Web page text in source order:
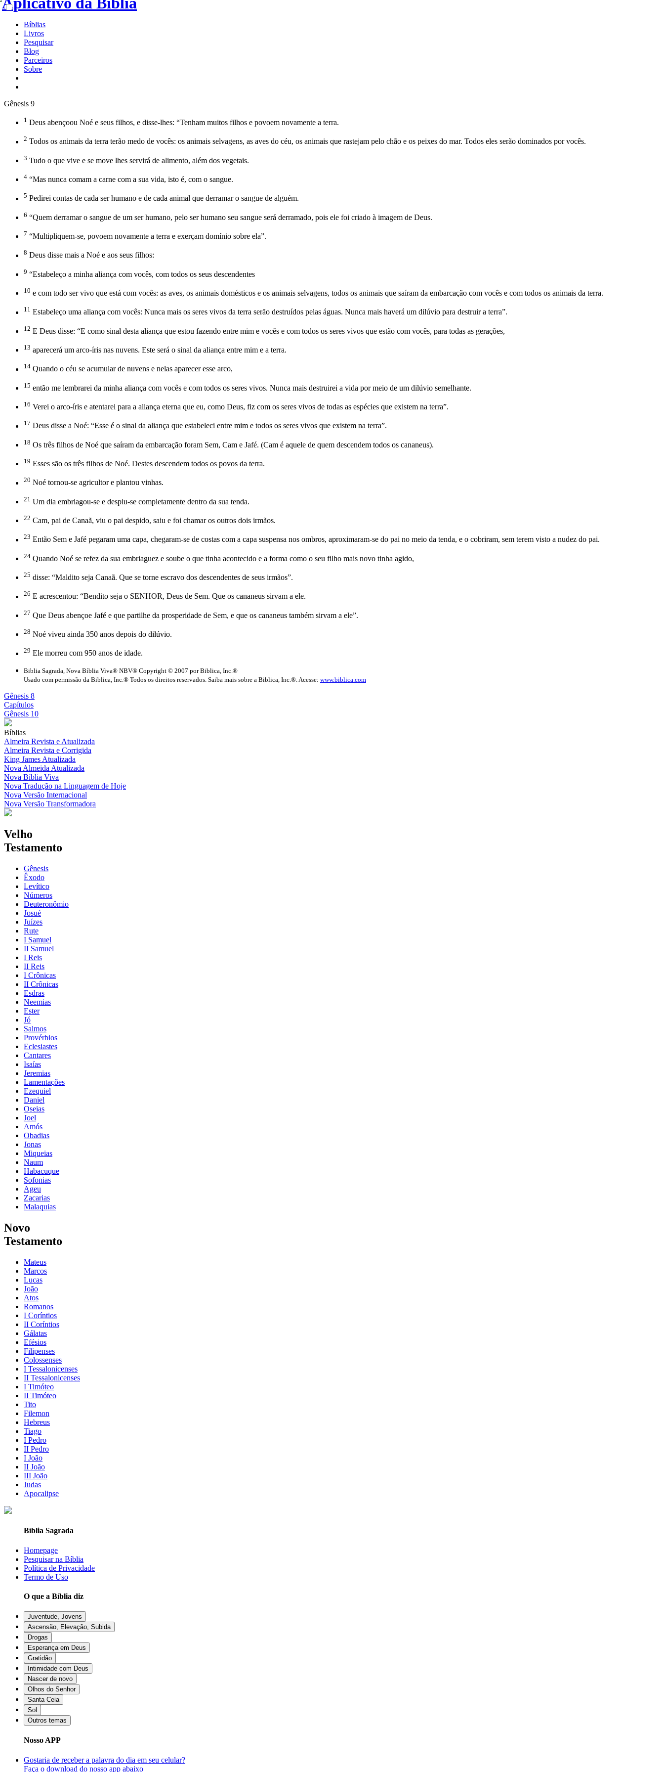
Bíblias
Livros
Pesquisar
Blog
Parceiros
Sobre
Gênesis 9
1 Deus abençoou Noé e seus filhos, e disse-lhes: “Tenham muitos filhos e povoem novamente a terra.
2 Todos os animais da terra terão medo de vocês: os animais selvagens, as aves do céu, os animais que rastejam pelo chão e os peixes do mar. Todos eles serão dominados por vocês.
3 Tudo o que vive e se move lhes servirá de alimento, além dos vegetais.
4 “Mas nunca comam a carne com a sua vida, isto é, com o sangue.
5 Pedirei contas de cada ser humano e de cada animal que derramar o sangue de alguém.
6 “Quem derramar o sangue de um ser humano, pelo ser humano seu sangue será derramado, pois ele foi criado à imagem de Deus.
7 “Multipliquem-se, povoem novamente a terra e exerçam domínio sobre ela”.
8 Deus disse mais a Noé e aos seus filhos:
9 “Estabeleço a minha aliança com vocês, com todos os seus descendentes
10 e com todo ser vivo que está com vocês: as aves, os animais domésticos e os animais selvagens, todos os animais que saíram da embarcação com vocês e com todos os animais da terra.
11 Estabeleço uma aliança com vocês: Nunca mais os seres vivos da terra serão destruídos pelas águas. Nunca mais haverá um dilúvio para destruir a terra”.
12 E Deus disse: “E como sinal desta aliança que estou fazendo entre mim e vocês e com todos os seres vivos que estão com vocês, para todas as gerações,
13 aparecerá um arco-íris nas nuvens. Este será o sinal da aliança entre mim e a terra.
14 Quando o céu se acumular de nuvens e nelas aparecer esse arco,
15 então me lembrarei da minha aliança com vocês e com todos os seres vivos. Nunca mais destruirei a vida por meio de um dilúvio semelhante.
16 Verei o arco-íris e atentarei para a aliança eterna que eu, como Deus, fiz com os seres vivos de todas as espécies que existem na terra”.
17 Deus disse a Noé: “Esse é o sinal da aliança que estabeleci entre mim e todos os seres vivos que existem na terra”.
18 Os três filhos de Noé que saíram da embarcação foram Sem, Cam e Jafé. (Cam é aquele de quem descendem todos os cananeus).
19 Esses são os três filhos de Noé. Destes descendem todos os povos da terra.
20 Noé tornou-se agricultor e plantou vinhas.
21 Um dia embriagou-se e despiu-se completamente dentro da sua tenda.
22 Cam, pai de Canaã, viu o pai despido, saiu e foi chamar os outros dois irmãos.
23 Então Sem e Jafé pegaram uma capa, chegaram-se de costas com a capa suspensa nos ombros, aproximaram-se do pai no meio da tenda, e o cobriram, sem terem visto a nudez do pai.
24 Quando Noé se refez da sua embriaguez e soube o que tinha acontecido e a forma como o seu filho mais novo tinha agido,
25 disse: “Maldito seja Canaã. Que se torne escravo dos descendentes de seus irmãos”.
26 E acrescentou: “Bendito seja o SENHOR, Deus de Sem. Que os cananeus sirvam a ele.
27 Que Deus abençoe Jafé e que partilhe da prosperidade de Sem, e que os cananeus também sirvam a ele”.
28 Noé viveu ainda 350 anos depois do dilúvio.
29 Ele morreu com 950 anos de idade.
Biblia Sagrada, Nova Bíblia Viva® NBV® Copyright © 2007 por Biblica, Inc.®
Usado com permissão da Biblica, Inc.® Todos os direitos reservados. Saiba mais sobre a Biblica, Inc.®. Acesse: www.biblica.com
Gênesis 8
Capítulos
Gênesis 10
Bíblias
Almeira Revista e Atualizada
Almeira Revista e Corrigida
King James Atualizada
Nova Almeida Atualizada
Nova Bíblia Viva
Nova Tradução na Linguagem de Hoje
Nova Versão Internacional
Nova Versão Transformadora
Velho
Testamento
Gênesis
Êxodo
Levítico
Números
Deuteronômio
Josué
Juízes
Rute
I Samuel
II Samuel
I Reis
II Reis
I Crônicas
II Crônicas
Esdras
Neemias
Ester
Jó
Salmos
Provérbios
Eclesiastes
Cantares
Isaías
Jeremias
Lamentações
Ezequiel
Daniel
Oseias
Joel
Amós
Obadias
Jonas
Miqueias
Naum
Habacuque
Sofonias
Ageu
Zacarias
Malaquias
Novo
Testamento
Mateus
Marcos
Lucas
João
Atos
Romanos
I Coríntios
II Coríntios
Gálatas
Efésios
Filipenses
Colossenses
I Tessalonicenses
II Tessalonicenses
I Timóteo
II Timóteo
Tito
Filemon
Hebreus
Tiago
I Pedro
II Pedro
I João
II João
III João
Judas
Apocalipse
Bíblia Sagrada
Homepage
Pesquisar na Bíblia
Política de Privacidade
Termo de Uso
O que a Bíblia diz
Juventude, Jovens
Ascensão, Elevação, Subida
Drogas
Esperança em Deus
Gratidão
Intimidade com Deus
Nascer de novo
Olhos do Senhor
Santa Ceia
Sol
Outros temas
Nosso APP
Gostaria de receber a palavra do dia em seu celular?
Faça o download do nosso app abaixo